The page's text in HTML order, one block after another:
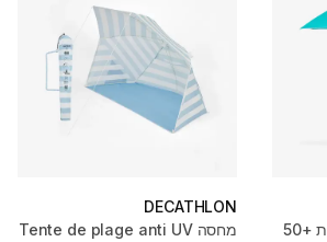
שמשיית חוף זוגית עם הגנת ‏+50
DECATHLON
מחסה Tente de plage anti UV